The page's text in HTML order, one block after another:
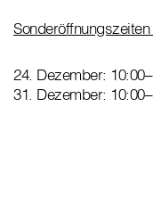
24. Dezember:
31. Dezember: